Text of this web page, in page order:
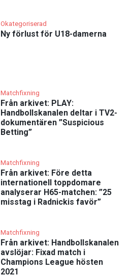
Okategoriserad
Ny förlust för U18-damerna
Matchfixning
Från arkivet: PLAY:
Handbollskanalen deltar i TV2-
dokumentären ”Suspicious
Betting”
Matchfixning
Från arkivet: Före detta
internationell toppdomare
analyserar H65-matchen: ”25
misstag i Radnickis favör”
Matchfixning
Från arkivet: Handbollskanalen
avslöjar: Fixad match i
Champions League hösten
2021